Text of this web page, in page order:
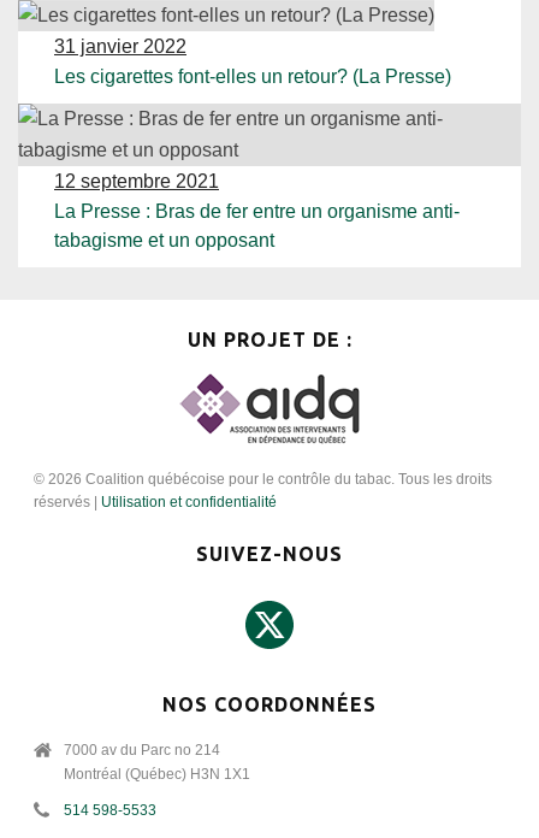
31 janvier 2022
Les cigarettes font-elles un retour? (La Presse)
12 septembre 2021
La Presse : Bras de fer entre un organisme anti-
tabagisme et un opposant
UN PROJET DE :
© 2026 Coalition québécoise pour le contrôle du tabac. Tous les droits
réservés | Utilisation et confidentialité
SUIVEZ-NOUS
NOS COORDONNÉES
7000 av du Parc no 214
Montréal (Québec) H3N 1X1
514 598-5533